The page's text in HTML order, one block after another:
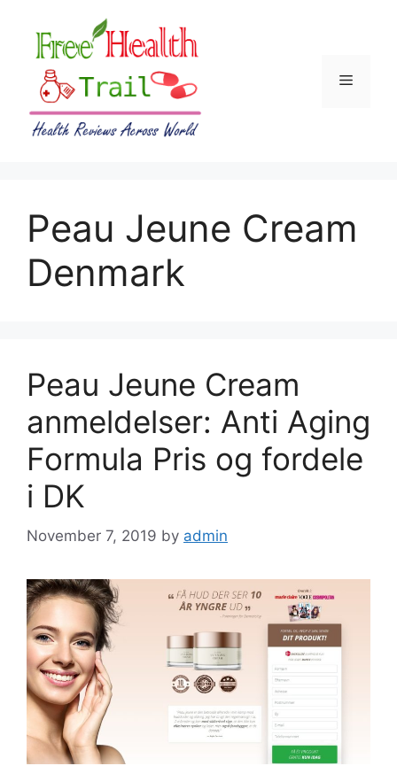
content
Menu
Peau Jeune Cream
Denmark
Peau Jeune Cream
anmeldelser: Anti Aging
Formula Pris og fordele
i DK
November 7, 2019 by admin